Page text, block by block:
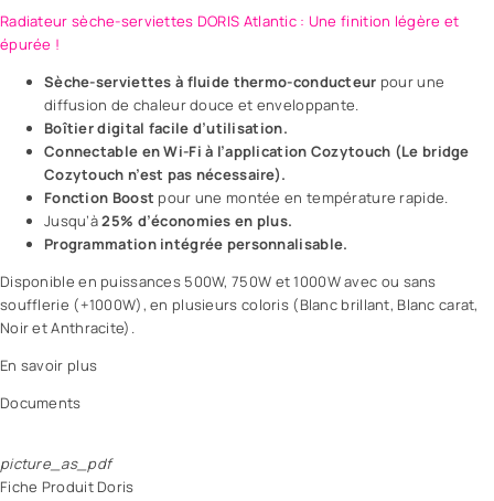
Radiateur sèche-serviettes DORIS Atlantic : Une finition légère et
épurée !
Sèche-serviettes à fluide thermo-conducteur pour une
diffusion de chaleur douce et enveloppante.
Boîtier digital facile d’utilisation.
Connectable en Wi-Fi à l’application Cozytouch (Le bridge
Cozytouch n’est pas nécessaire).
Fonction Boost pour une montée en température rapide.
Jusqu’à25% d’économies en plus.
Programmation intégrée personnalisable.
Disponible en puissances 500W, 750W et 1000W avec ou sans
soufflerie (+1000W), en plusieurs coloris (Blanc brillant, Blanc carat,
Noir et Anthracite).
En savoir plus
Documents
picture_as_pdf
Fiche Produit Doris